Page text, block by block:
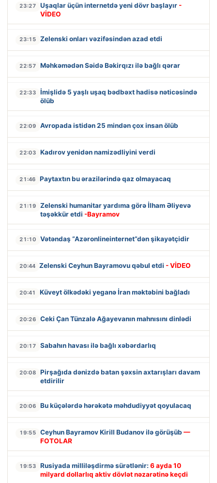
23:27 Uşaqlar üçün internetdə yeni dövr başlayır -
VİDEO
23:15 Zelenski onları vəzifəsindən azad etdi
22:57 Məhkəmədən Səidə Bəkirqızı ilə bağlı qərar
22:33
İmişlidə 5 yaşlı uşaq bədbəxt hadisə nəticəsində
ölüb
22:09 Avropada istidən 25 mindən çox insan ölüb
22:03 Kadırov yenidən namizədliyini verdi
21:46 Paytaxtın bu ərazilərində qaz olmayacaq
21:19
Zelenski humanitar yardıma görə İlham Əliyevə
təşəkkür etdi -Bayramov
21:10 Vətəndaş “Azəronlineinternet”dən şikayətçidir
20:44 Zelenski Ceyhun Bayramovu qəbul etdi - VİDEO
20:41 Küveyt ölkədəki yeganə İran məktəbini bağladı
20:26 Ceki Çan Tünzalə Ağayevanın mahnısını dinlədi
20:17 Sabahın havası ilə bağlı xəbərdarlıq
20:08
Pirşağıda dənizdə batan şəxsin axtarışları davam
etdirilir
20:06 Bu küçələrdə hərəkətə məhdudiyyət qoyulacaq
19:55 Ceyhun Bayramov Kirill Budanov ilə görüşüb —
FOTOLAR
19:53 Rusiyada milliləşdirmə sürətlənir: 6 ayda 10
milyard dollarlıq aktiv dövlət nəzarətinə keçdi